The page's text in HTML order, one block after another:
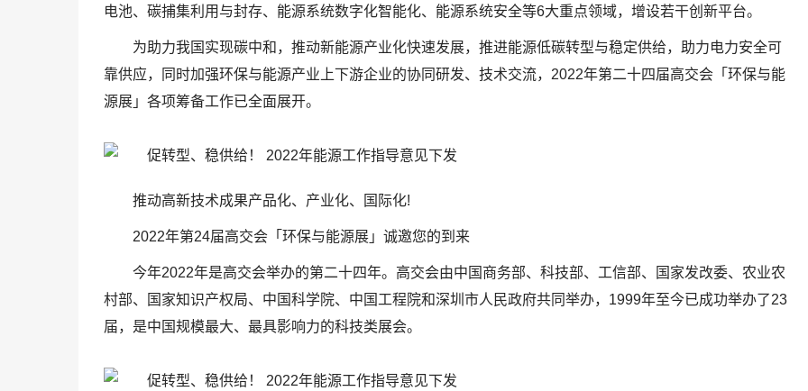
电池、碳捕集利用与封存、能源系统数字化智能化、能源系统安全等6大重点领域，增设若干创新平台。
为助力我国实现碳中和，推动新能源产业化快速发展，推进能源低碳转型与稳定供给，助力电力安全可
靠供应，同时加强环保与能源产业上下游企业的协同研发、技术交流，2022年第二十四届高交会「环保与能
源展」各项筹备工作已全面展开。
推动高新技术成果产品化、产业化、国际化!
2022年第24届高交会「环保与能源展」诚邀您的到来
今年2022年是高交会举办的第二十四年。高交会由中国商务部、科技部、工信部、国家发改委、农业农
村部、国家知识产权局、中国科学院、中国工程院和深圳市人民政府共同举办，1999年至今已成功举办了23
届，是中国规模最大、最具影响力的科技类展会。